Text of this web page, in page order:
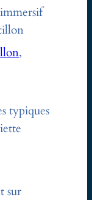
,
typiques
sur